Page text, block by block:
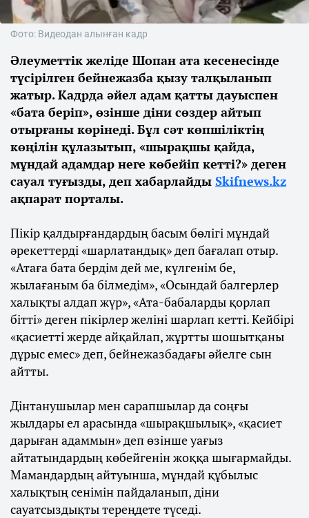
Фото: Видеодан алынған кадр
Әлеуметтік желіде Шопан ата кесенесінде
түсірілген бейнежазба қызу талқыланып
жатыр. Кадрда әйел адам қатты дауыспен
«бата беріп», өзінше діни сөздер айтып
отырғаны көрінеді. Бұл сәт көпшіліктің
көңілін құлазытып, «шырақшы қайда,
мұндай адамдар неге көбейіп кетті?» деген
сауал туғызды, деп хабарлайды Skifnews.kz
ақпарат порталы.
Пікір қалдырғандардың басым бөлігі мұндай
әрекеттерді «шарлатандық» деп бағалап отыр.
«Атаға бата бердім дей ме, күлгенім бе,
жылағаным ба білмедім», «Осындай балгерлер
халықты алдап жүр», «Ата-бабаларды қорлап
бітті» деген пікірлер желіні шарлап кетті. Кейбірі
«қасиетті жерде айқайлап, жұртты шошытқаны
дұрыс емес» деп, бейнежазбадағы әйелге сын
айтты.
Дінтанушылар мен сарапшылар да соңғы
жылдары ел арасында «шырақшылық», «қасиет
дарыған адаммын» деп өзінше уағыз
айтатындардың көбейгенін жоққа шығармайды.
Мамандардың айтуынша, мұндай құбылыс
халықтың сенімін пайдаланып, діни
сауатсыздықты тереңдете түседі.